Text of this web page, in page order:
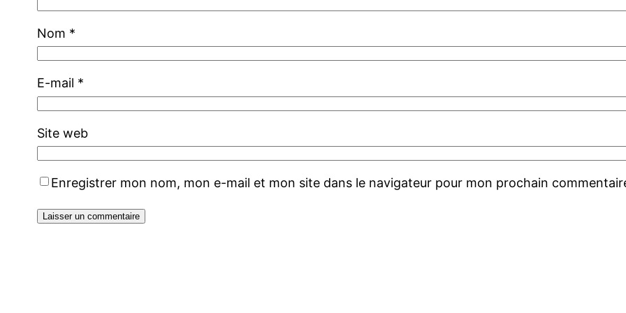
Nom *
E-mail *
Site web
Enregistrer mon nom, mon e-mail et mon site dans le navigateur pour mon prochain